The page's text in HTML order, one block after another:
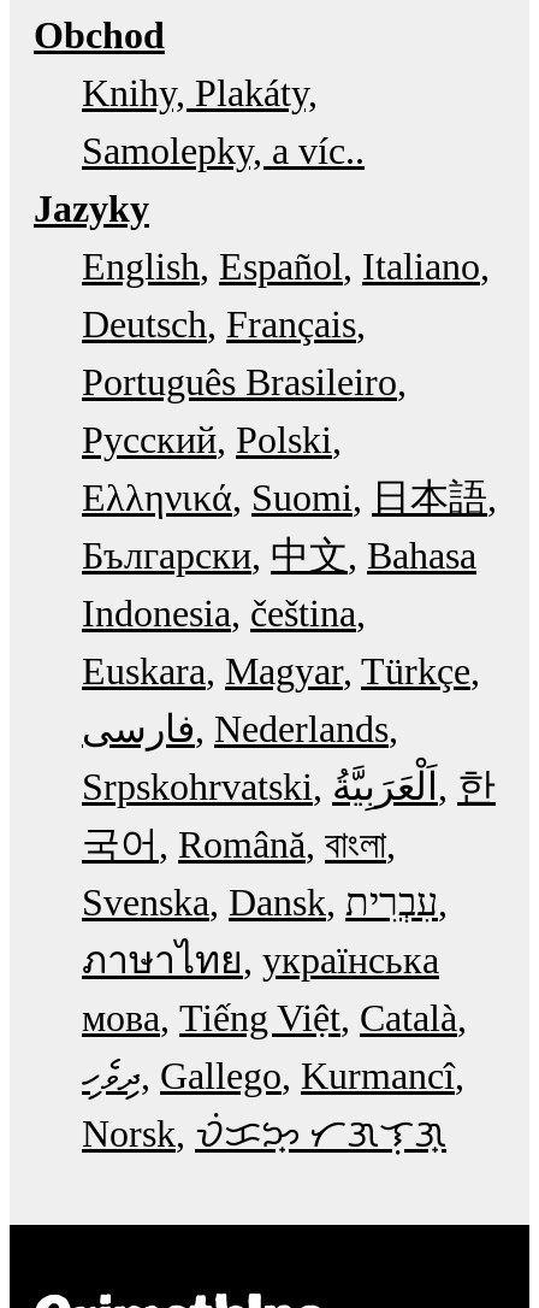
Obchod
Knihy, Plakáty,
Samolepky, a víc..
Jazyky
English Español Italiano
Deutsch Français
Português Brasileiro
Русский Polski
Ελληνικά Suomi
日本語
Български 中文 Bahasa
Indonesia čeština
Euskara Magyar Türkçe
فارسی Nederlands
Srpskohrvatski
한
국어
Română বাংলা
Svenska Dansk עִבְרִית
ภาษาไทย українська
мова Tiếng Việt Català
ދިވެހި Gallego Kurmancî
Norsk ᜏᜒᜃᜅ᜔ ᜆᜄᜎᜓᜄ᜔